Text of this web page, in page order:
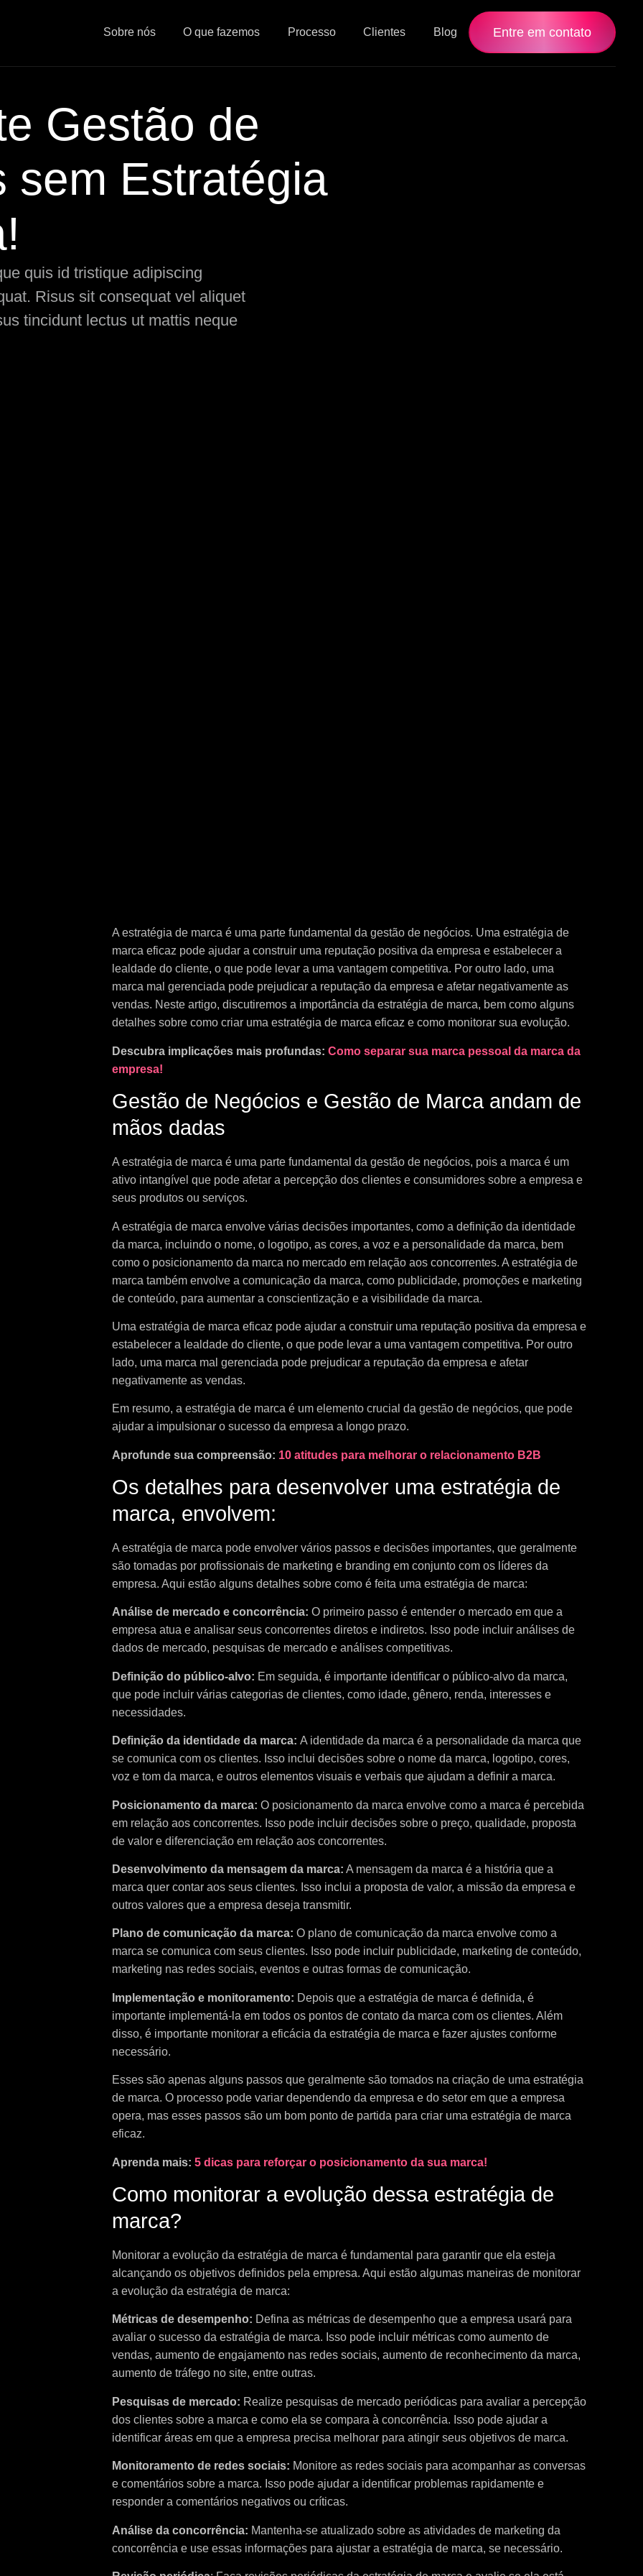
Sobre nós O que fazemos Processo Clientes Blog Entre em contato
Gestão de
sem Estratégia
quis id tristique adipiscing
Risus sit consequat vel aliquet
tincidunt lectus ut mattis neque
A estratégia de marca é uma parte fundamental da gestão de negócios. Uma estratégia de
marca eficaz pode ajudar a construir uma reputação positiva da empresa e estabelecer a
lealdade do cliente, o que pode levar a uma vantagem competitiva. Por outro lado, uma
marca mal gerenciada pode prejudicar a reputação da empresa e afetar negativamente as
vendas. Neste artigo, discutiremos a importância da estratégia de marca, bem como alguns
detalhes sobre como criar uma estratégia de marca eficaz e como monitorar sua evolução.
Descubra implicações mais profundas: Como separar sua marca pessoal da marca da
empresa!
Gestão de Negócios e Gestão de Marca andam de
mãos dadas
A estratégia de marca é uma parte fundamental da gestão de negócios, pois a marca é um
ativo intangível que pode afetar a percepção dos clientes e consumidores sobre a empresa e
seus produtos ou serviços.
A estratégia de marca envolve várias decisões importantes, como a definição da identidade
da marca, incluindo o nome, o logotipo, as cores, a voz e a personalidade da marca, bem
como o posicionamento da marca no mercado em relação aos concorrentes. A estratégia de
marca também envolve a comunicação da marca, como publicidade, promoções e marketing
de conteúdo, para aumentar a conscientização e a visibilidade da marca.
Uma estratégia de marca eficaz pode ajudar a construir uma reputação positiva da empresa e
estabelecer a lealdade do cliente, o que pode levar a uma vantagem competitiva. Por outro
lado, uma marca mal gerenciada pode prejudicar a reputação da empresa e afetar
negativamente as vendas.
Em resumo, a estratégia de marca é um elemento crucial da gestão de negócios, que pode
ajudar a impulsionar o sucesso da empresa a longo prazo.
Aprofunde sua compreensão: 10 atitudes para melhorar o relacionamento B2B
Os detalhes para desenvolver uma estratégia de
marca, envolvem:
A estratégia de marca pode envolver vários passos e decisões importantes, que geralmente
são tomadas por profissionais de marketing e branding em conjunto com os líderes da
empresa. Aqui estão alguns detalhes sobre como é feita uma estratégia de marca:
Análise de mercado e concorrência: O primeiro passo é entender o mercado em que a
empresa atua e analisar seus concorrentes diretos e indiretos. Isso pode incluir análises de
dados de mercado, pesquisas de mercado e análises competitivas.
Definição do público-alvo: Em seguida, é importante identificar o público-alvo da marca,
que pode incluir várias categorias de clientes, como idade, gênero, renda, interesses e
necessidades.
Definição da identidade da marca: A identidade da marca é a personalidade da marca que
se comunica com os clientes. Isso inclui decisões sobre o nome da marca, logotipo, cores,
voz e tom da marca, e outros elementos visuais e verbais que ajudam a definir a marca.
Posicionamento da marca: O posicionamento da marca envolve como a marca é percebida
em relação aos concorrentes. Isso pode incluir decisões sobre o preço, qualidade, proposta
de valor e diferenciação em relação aos concorrentes.
Desenvolvimento da mensagem da marca: A mensagem da marca é a história que a
marca quer contar aos seus clientes. Isso inclui a proposta de valor, a missão da empresa e
outros valores que a empresa deseja transmitir.
Plano de comunicação da marca: O plano de comunicação da marca envolve como a
marca se comunica com seus clientes. Isso pode incluir publicidade, marketing de conteúdo,
marketing nas redes sociais, eventos e outras formas de comunicação.
Implementação e monitoramento: Depois que a estratégia de marca é definida, é
importante implementá-la em todos os pontos de contato da marca com os clientes. Além
disso, é importante monitorar a eficácia da estratégia de marca e fazer ajustes conforme
necessário.
Esses são apenas alguns passos que geralmente são tomados na criação de uma estratégia
de marca. O processo pode variar dependendo da empresa e do setor em que a empresa
opera, mas esses passos são um bom ponto de partida para criar uma estratégia de marca
eficaz.
Aprenda mais: 5 dicas para reforçar o posicionamento da sua marca!
Como monitorar a evolução dessa estratégia de
marca?
Monitorar a evolução da estratégia de marca é fundamental para garantir que ela esteja
alcançando os objetivos definidos pela empresa. Aqui estão algumas maneiras de monitorar
a evolução da estratégia de marca:
Métricas de desempenho: Defina as métricas de desempenho que a empresa usará para
avaliar o sucesso da estratégia de marca. Isso pode incluir métricas como aumento de
vendas, aumento de engajamento nas redes sociais, aumento de reconhecimento da marca,
aumento de tráfego no site, entre outras.
Pesquisas de mercado: Realize pesquisas de mercado periódicas para avaliar a percepção
dos clientes sobre a marca e como ela se compara à concorrência. Isso pode ajudar a
identificar áreas em que a empresa precisa melhorar para atingir seus objetivos de marca.
Monitoramento de redes sociais: Monitore as redes sociais para acompanhar as conversas
e comentários sobre a marca. Isso pode ajudar a identificar problemas rapidamente e
responder a comentários negativos ou críticas.
Análise da concorrência: Mantenha-se atualizado sobre as atividades de marketing da
concorrência e use essas informações para ajustar a estratégia de marca, se necessário.